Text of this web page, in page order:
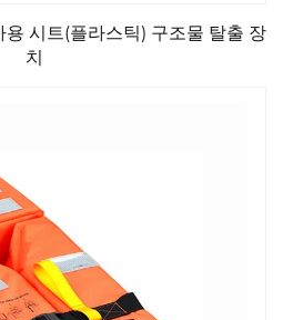
시트(플라스틱) 구조물 탈출 장
치